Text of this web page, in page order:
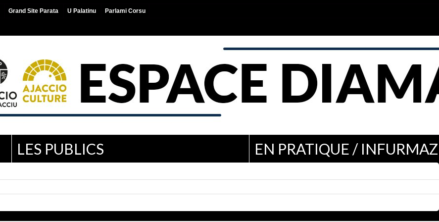
Grand Site Parata U Palatinu Parlami Corsu
LES PUBLICS EN PRATIQUE /